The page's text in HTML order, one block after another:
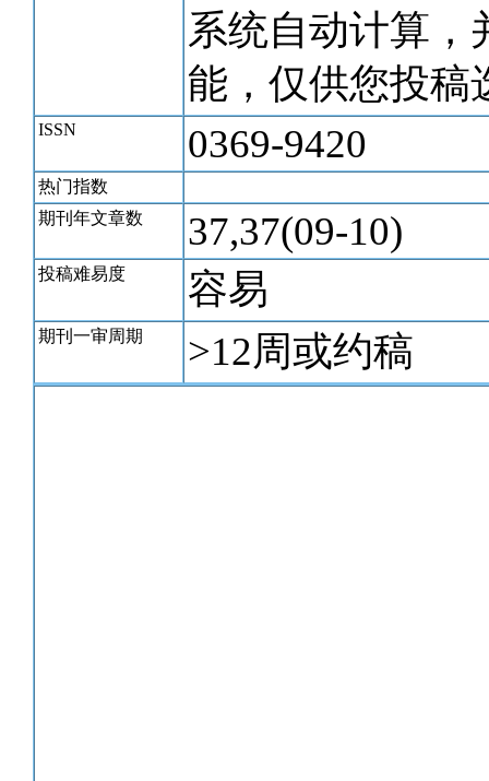
系统自动计算，
能，仅供您投稿
ISSN 0369-9420
热门指数
期刊年文章数
37,37(09-10)
投稿难易度 容易
期刊一审周期 >12周或约稿